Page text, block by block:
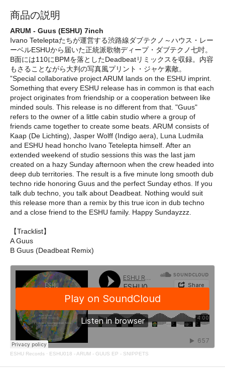
商品の説明
ARUM - Guus (ESHU) 7inch
Ivano Teteleptaたちが運営する渋路線ダブテクノ～ハウス・レー
ーベルESHUから届いた正統派歌物ディープ・ダブテクノ七吋。
B面には110にBPMを落としたDeadbeatリミックスを収録。内容
もさることながら大判の写真風プリント・ジャケ素敵。
”Special collaborative project ARUM lands on the ESHU imprint.
Something that every ESHU release has in common is that each
project originates from friendship or a cooperation between like
minded souls. This release is no different from that. "Guus"
refers to the owner of a little cabin studio where a group of
friends came together to create some beats. ARUM consists of
Kaap (De Lichting), Jasper Wolff (Indigo aera), Luna Ludmila
and ESHU head honcho Ivano Tetelepta himself. After an
extended weekend of studio sessions this was the last jam
created on a hazy Sunday afternoon when the crew headed into
deep dub territories. The result is a five minute long smooth dub
techno ride honoring Guus and the perfect Sunday ethos. If you
talk dub techno, you talk about Deadbeat. Nothing would suit
this release more than a remix by this true icon in dub techno
and a close friend to the ESHU family. Happy Sundayzzz.
【Tracklist】
A Guus
B Guus (Deadbeat Remix)
ESHU Records · ESHU018 - ARUM - GUUS EP - SNIPPETS